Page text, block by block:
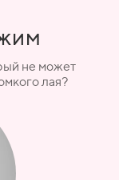
не может
лая?